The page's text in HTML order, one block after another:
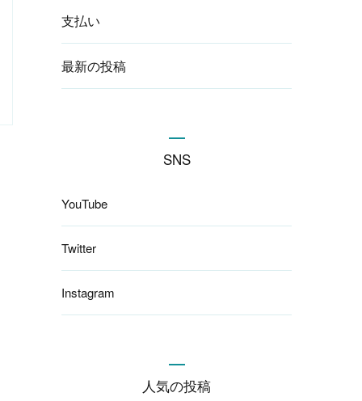
支払い
最新の投稿
SNS
YouTube
Twitter
Instagram
人気の投稿